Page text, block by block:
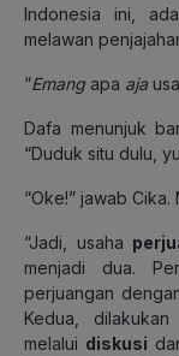
Indonesia ini,
melawan
“Emang apa aja
Dafa menunjuk
“Duduk situ dulu,
“Oke!” jawab
“Jadi, usaha
menjadi dua.
perjuangan
Kedua,
melalui diskusi